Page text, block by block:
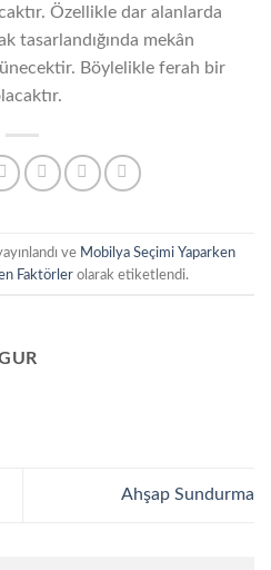
Özellikle dar alanlarda
tasarlandığında mekân
Böylelikle ferah bir
ve Mobilya Seçimi Yaparken
Faktörler olarak etiketlendi.
Ahşap Sundurma